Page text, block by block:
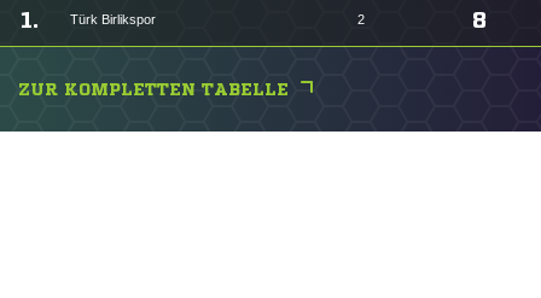
1. Türk Birlikspor 2 8
ZUR KOMPLETTEN TABELLE